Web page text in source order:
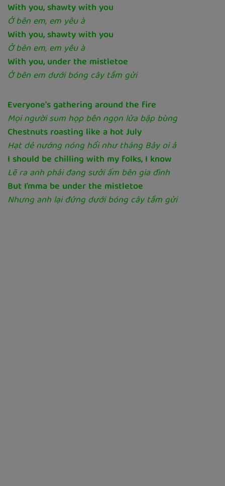
With you, shawty with you
Ở bên em, em yêu à
With you, shawty with you
Ở bên em, em yêu à
With you, under the mistletoe
Ở bên em dưới bóng cây tầm gửi
Everyone's gathering around the fire
Mọi người sum họp bên ngọn lửa bập bùng
Chestnuts roasting like a hot July
Hạt dẻ nướng nóng hổi như tháng Bảy oi ả
I should be chilling with my folks, I know
Lẽ ra anh phải đang sưởi ấm bên gia đình
But I'mma be under the mistletoe
Nhưng anh lại đứng dưới bóng cây tầm gửi